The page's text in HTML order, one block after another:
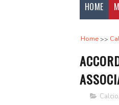
HOME
Home
Calcio